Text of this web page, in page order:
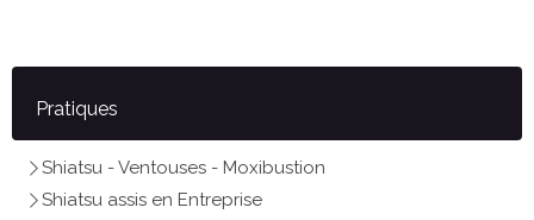
Pratiques
Shiatsu - Ventouses - Moxibustion
Shiatsu assis en Entreprise